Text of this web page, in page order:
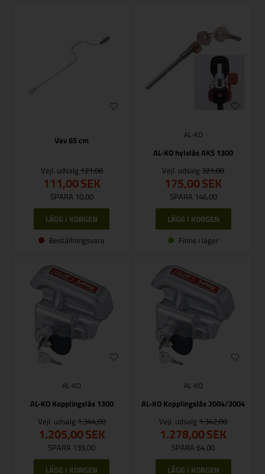
Vev 65 cm
Vejl. udsalg 121,00
111,00SEK
SPARA 10,00
Beställningsvara
AL-KO
AL-KO hylslås AKS 1300
Vejl. udsalg321,00
175,00SEK
SPARA 146,00
Finns i lager
AL-KO
AL-KO Kopplingslås 1300
Vejl. udsalg 1.344,00
1.205,00SEK
SPARA 139,00
AL-KO
AL-KO Kopplingslås 2004/3004
Vejl. udsalg1.342,00
1.278,00SEK
SPARA 64,00